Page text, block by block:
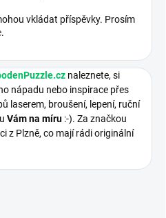
vkládat příspěvky. Prosím
.
naleznete, si
nápadu nebo inspirace přes
laserem, broušení, lepení, ruční
Vám na míru :-). Za značkou
z Plzně, co mají rádi originální